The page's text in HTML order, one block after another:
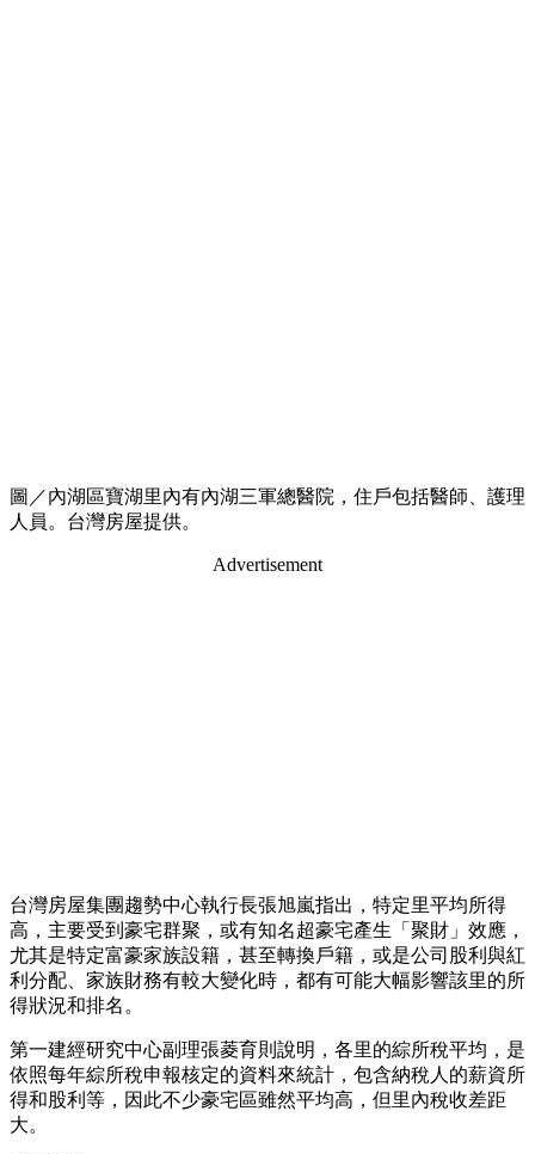
圖／內湖區寶湖里內有內湖三軍總醫院，住戶包括醫師、護理
人員。台灣房屋提供。
Advertisement
台灣房屋集團趨勢中心執行長張旭嵐指出，特定里平均所得
高，主要受到豪宅群聚，或有知名超豪宅產生「聚財」效應，
尤其是特定富豪家族設籍，甚至轉換戶籍，或是公司股利與紅
利分配、家族財務有較大變化時，都有可能大幅影響該里的所
得狀況和排名。
第一建經研究中心副理張菱育則說明，各里的綜所稅平均，是
依照每年綜所稅申報核定的資料來統計，包含納稅人的薪資所
得和股利等，因此不少豪宅區雖然平均高，但里內稅收差距
大。